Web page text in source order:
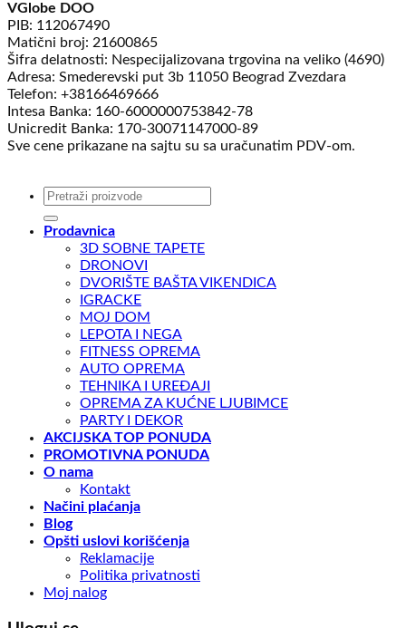
VGlobe DOO
PIB: 112067490
Matični broj: 21600865
Šifra delatnosti: Nespecijalizovana trgovina na veliko (4690)
Adresa: Smederevski put 3b 11050 Beograd Zvezdara
Telefon: +38166469666
Intesa Banka: 160-6000000753842-78
Unicredit Banka: 170-30071147000-89
Sve cene prikazane na sajtu su sa uračunatim PDV-om.
Pretraga
Prodavnica
3D SOBNE TAPETE
DRONOVI
DVORIŠTE BAŠTA VIKENDICA
IGRACKE
MOJ DOM
LEPOTA I NEGA
FITNESS OPREMA
AUTO OPREMA
TEHNIKA I UREĐAJI
OPREMA ZA KUĆNE LJUBIMCE
PARTY I DEKOR
AKCIJSKA TOP PONUDA
PROMOTIVNA PONUDA
O nama
Kontakt
Načini plaćanja
Blog
Opšti uslovi korišćenja
Reklamacije
Politika privatnosti
Moj nalog